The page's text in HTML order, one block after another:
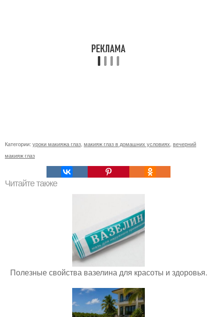
Категории: уроки макияжа глаз макияж глаз в домашних условиях вечерний
макияж глаз
Читайте также
Полезные свойства вазелина для красоты и здоровья.